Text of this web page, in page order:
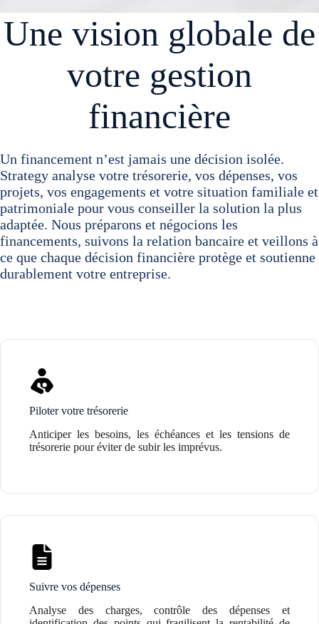
Une vision globale de
votre gestion
financière
Un financement n’est jamais une décision isolée.
Strategy analyse votre trésorerie, vos dépenses, vos
projets, vos engagements et votre situation familiale et
patrimoniale pour vous conseiller la solution la plus
adaptée. Nous préparons et négocions les
financements, suivons la relation bancaire et veillons à
ce que chaque décision financière protège et soutienne
durablement votre entreprise.
Piloter votre trésorerie
Anticiper les besoins, les échéances et les tensions de
trésorerie pour éviter de subir les imprévus.
Suivre vos dépenses
Analyse des charges, contrôle des dépenses et